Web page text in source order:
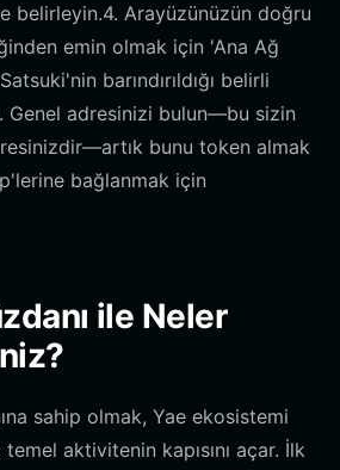
belirleyin.4. Arayüzünüzün doğru
emin olmak için 'Ana Ağ
barındırıldığı belirli
Genel adresinizi bulun—bu sizin
bunu token almak
bağlanmak için
ile Neler
sahip olmak, Yae ekosistemi
aktivitenin kapısını açar. İlk